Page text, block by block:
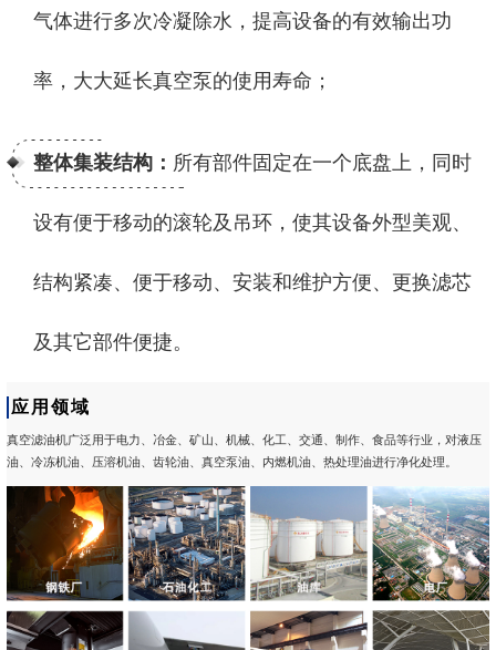
气体进行多次冷凝除水，提高设备的有效输出功
率，大大延长真空泵的使用寿命；
整体集装结构： 所有部件固定在一个底盘上，同时
设有便于移动的滚轮及吊环，使其设备外型美观、
结构紧凑、便于移动、安装和维护方便、更换滤芯
及其它部件便捷。
应用领域
真空滤油机广泛用于电力、冶金、矿山、机械、化工、交通、制作、食品等行业，对液压
油、冷冻机油、压溶机油、齿轮油、真空泵油、内燃机油、热处理油进行净化处理。